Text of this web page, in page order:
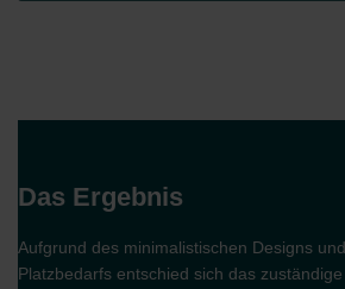
Das Ergebnis
Aufgrund des minimalistischen Designs
Platzbedarfs entschied sich das